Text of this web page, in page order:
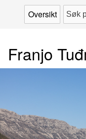
Oversikt
Franjo